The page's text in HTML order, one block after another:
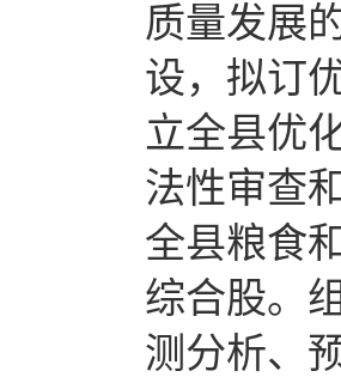
质量发展
设，拟订
立全县优
法性审查
全县粮食
综合股。
测分析、